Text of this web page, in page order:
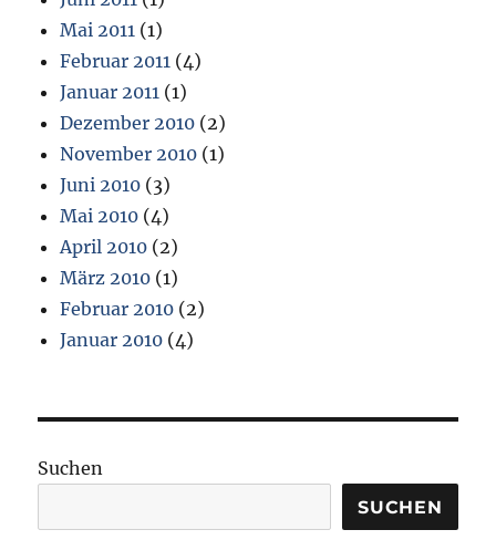
Mai 2011 (1)
Februar 2011 (4)
Januar 2011 (1)
Dezember 2010 (2)
November 2010 (1)
Juni 2010 (3)
Mai 2010 (4)
April 2010 (2)
März 2010 (1)
Februar 2010 (2)
Januar 2010 (4)
Suchen
SUCHEN